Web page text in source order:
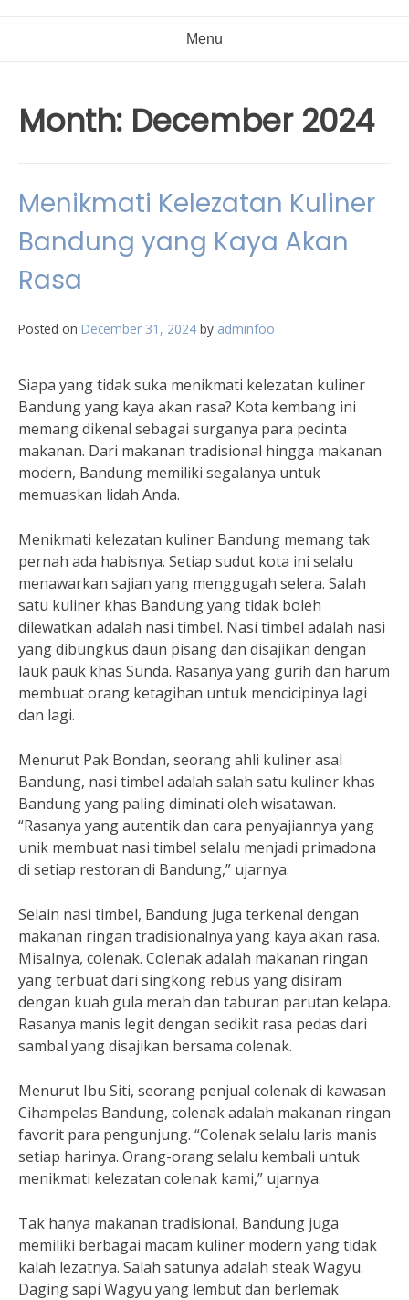
Menu
Month: December 2024
Menikmati Kelezatan Kuliner
Bandung yang Kaya Akan
Rasa
Posted on December 31, 2024 by adminfoo
Siapa yang tidak suka menikmati kelezatan kuliner
Bandung yang kaya akan rasa? Kota kembang ini
memang dikenal sebagai surganya para pecinta
makanan. Dari makanan tradisional hingga makanan
modern, Bandung memiliki segalanya untuk
memuaskan lidah Anda.
Menikmati kelezatan kuliner Bandung memang tak
pernah ada habisnya. Setiap sudut kota ini selalu
menawarkan sajian yang menggugah selera. Salah
satu kuliner khas Bandung yang tidak boleh
dilewatkan adalah nasi timbel. Nasi timbel adalah nasi
yang dibungkus daun pisang dan disajikan dengan
lauk pauk khas Sunda. Rasanya yang gurih dan harum
membuat orang ketagihan untuk mencicipinya lagi
dan lagi.
Menurut Pak Bondan, seorang ahli kuliner asal
Bandung, nasi timbel adalah salah satu kuliner khas
Bandung yang paling diminati oleh wisatawan.
“Rasanya yang autentik dan cara penyajiannya yang
unik membuat nasi timbel selalu menjadi primadona
di setiap restoran di Bandung,” ujarnya.
Selain nasi timbel, Bandung juga terkenal dengan
makanan ringan tradisionalnya yang kaya akan rasa.
Misalnya, colenak. Colenak adalah makanan ringan
yang terbuat dari singkong rebus yang disiram
dengan kuah gula merah dan taburan parutan kelapa.
Rasanya manis legit dengan sedikit rasa pedas dari
sambal yang disajikan bersama colenak.
Menurut Ibu Siti, seorang penjual colenak di kawasan
Cihampelas Bandung, colenak adalah makanan ringan
favorit para pengunjung. “Colenak selalu laris manis
setiap harinya. Orang-orang selalu kembali untuk
menikmati kelezatan colenak kami,” ujarnya.
Tak hanya makanan tradisional, Bandung juga
memiliki berbagai macam kuliner modern yang tidak
kalah lezatnya. Salah satunya adalah steak Wagyu.
Daging sapi Wagyu yang lembut dan berlemak